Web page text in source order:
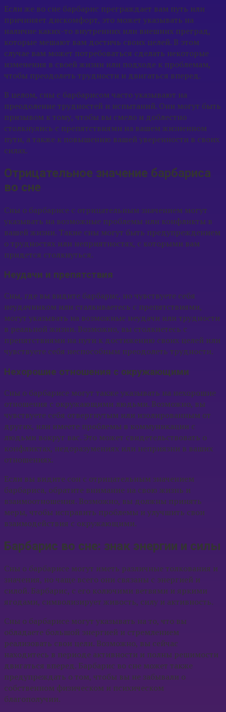
Если же во сне барбарис преграждает вам путь или
причиняет дискомфорт, это может указывать на
наличие каких-то внутренних или внешних преград,
которые мешают вам достичь своих целей. В этом
случае вам может потребоваться сделать некоторые
изменения в своей жизни или подходе к проблемам,
чтобы преодолеть трудности и двигаться вперед.
В целом, сны с барбарисом часто указывают на
преодоление трудностей и испытаний. Они могут быть
призывом к тому, чтобы вы смело и доблестно
столкнулись с препятствиями на вашем жизненном
пути, а также к повышению вашей уверенности в своих
силах.
Отрицательное значение барбариса
во сне
Сны о барбарисе с отрицательным значением могут
указывать на возможные проблемы или конфликты в
вашей жизни. Такие сны могут быть предупреждением
о трудностях или неприятностях, с которыми вам
придется столкнуться.
Неудачи и препятствия
Сны, где вы видите барбарис, но чувствуете себя
неудачником или сталкиваетесь с препятствиями,
могут указывать на возможные неудачи или трудности
в реальной жизни. Возможно, вы столкнетесь с
препятствиями на пути к достижению своих целей или
чувствуете себя неспособным преодолеть трудности.
Нехорошие отношения с окружающими
Сны о барбарисе могут также указывать на нехорошие
отношения с окружающими людьми. Возможно, вы
чувствуете себя отвергнутым или изолированным от
других, или имеете проблемы в коммуникации с
людьми вокруг вас. Это может свидетельствовать о
конфликтах, недоразумениях или неприязни в ваших
отношениях.
Если вы видите сон с отрицательным значением
барбариса, обратите внимание на свою жизнь и
взаимоотношения. Возможно, вы должны принять
меры, чтобы исправить проблемы и улучшить свои
взаимодействия с окружающими.
Барбарис во сне: знак энергии и силы
Сны о барбарисе могут иметь различные толкования и
значения, но чаще всего они связаны с энергией и
силой. Барбарис, с его колючими ветвями и яркими
ягодами, символизирует живость, силу и активность.
Сны о барбарисе могут указывать на то, что вы
обладаете большой энергией и стремлением
реализовать свои цели. Возможно, вы сейчас
находитесь в периоде активности и полны решимости
двигаться вперед. Барбарис во сне может также
предупреждать о том, чтобы вы не забывали о
собственном физическом и психическом
благополучии.